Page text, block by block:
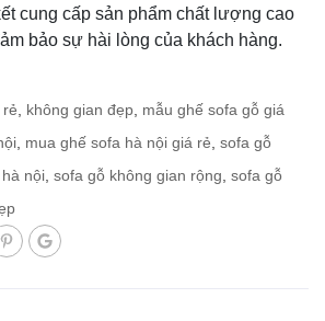
cung cấp sản phẩm chất lượng cao
bảo sự hài lòng của khách hàng.
, không gian đẹp, mẫu ghế sofa gỗ giá
, mua ghế sofa hà nội giá rẻ, sofa gỗ
nội, sofa gỗ không gian rộng, sofa gỗ